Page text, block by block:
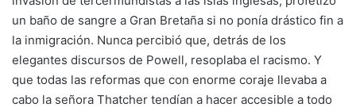
un baño de sangre a Gran Bretaña si no ponía drástico fin a
la inmigración. Nunca percibió que, detrás de los
elegantes discursos de Powell, resoplaba el racismo. Y
que todas las reformas que con enorme coraje llevaba a
cabo la señora Thatcher tendían a hacer accesible a todo